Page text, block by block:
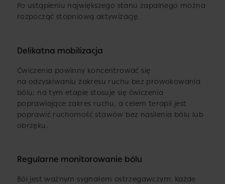
Po ustąpieniu największego stanu zapalnego można
rozpocząć stopniową aktywizację.
Delikatna mobilizacja
Ćwiczenia powinny koncentrować się
na odzyskiwaniu zakresu ruchu bez prowokowania
bólu; na tym etapie stosuje się ćwiczenia
poprawiające zakres ruchu, a celem terapii jest
poprawić ruchomość stawów bez nasilenia bólu lub
obrzęku.
Regularne monitorowanie bólu
Ból jest ważnym sygnałem ostrzegawczym. Każde